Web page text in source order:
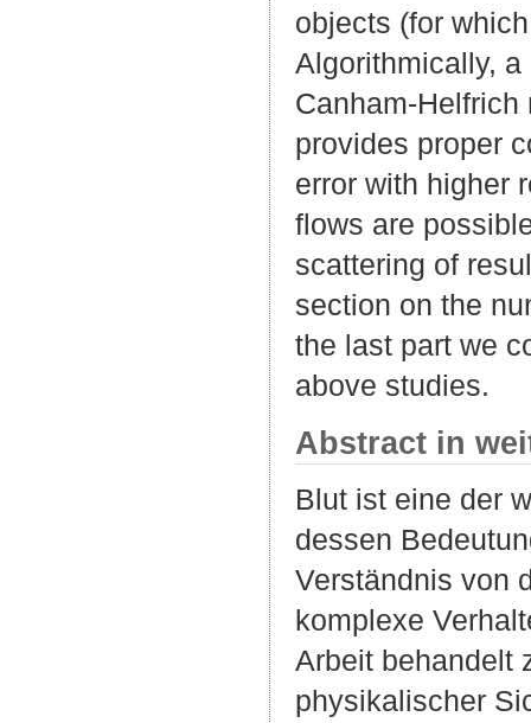
objects (for
Algorithmically,
Canham-
provides proper
error with higher
flows are
scattering of
section on the
the last part we
above studies.
Abstract in
Blut ist eine der
dessen
Verständnis von
komplexe
Arbeit behandelt
physikalischer